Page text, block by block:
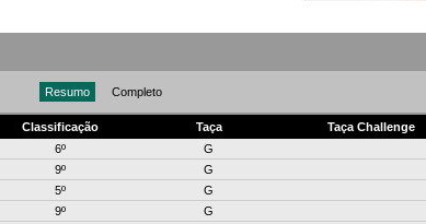
Resumo Completo
Classificação Taça
Taça Challenge
6º
G
9º
G
5º
G
9º
G